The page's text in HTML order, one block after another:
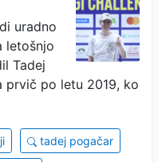
uradno
letošnjo
Tadej
prvič po letu 2019, ko
tadej pogačar